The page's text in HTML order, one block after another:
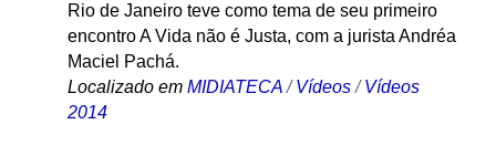
Rio de Janeiro teve como tema de seu primeiro
encontro A Vida não é Justa, com a jurista Andréa
Maciel Pachá.
Localizado em MIDIATECA /Vídeos /Vídeos
2014